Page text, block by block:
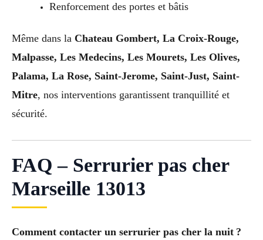
Renforcement des portes et bâtis
Même dans la Chateau Gombert, La Croix-Rouge,
Malpasse, Les Medecins, Les Mourets, Les Olives,
Palama, La Rose, Saint-Jerome, Saint-Just, Saint-
Mitre, nos interventions garantissent tranquillité et
sécurité.
FAQ – Serrurier pas cher
Marseille 13013
Comment contacter un serrurier pas cher la nuit ?